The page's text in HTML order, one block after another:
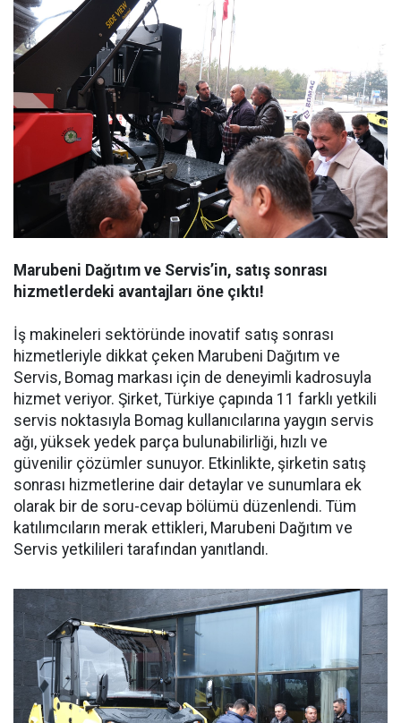
Marubeni Dağıtım ve Servis’in, satış sonrası
hizmetlerdeki avantajları öne çıktı!
İş makineleri sektöründe inovatif satış sonrası
hizmetleriyle dikkat çeken Marubeni Dağıtım ve
Servis, Bomag markası için de deneyimli kadrosuyla
hizmet veriyor. Şirket, Türkiye çapında 11 farklı yetkili
servis noktasıyla Bomag kullanıcılarına yaygın servis
ağı, yüksek yedek parça bulunabilirliği, hızlı ve
güvenilir çözümler sunuyor. Etkinlikte, şirketin satış
sonrası hizmetlerine dair detaylar ve sunumlara ek
olarak bir de soru-cevap bölümü düzenlendi. Tüm
katılımcıların merak ettikleri, Marubeni Dağıtım ve
Servis yetkilileri tarafından yanıtlandı.